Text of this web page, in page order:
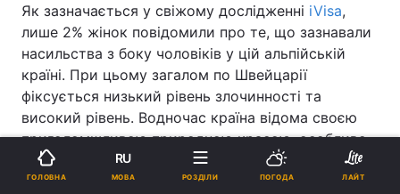
Як зазначається у свіжому дослідженні iVisa,
лише 2% жінок повідомили про те, що зазнавали
насильства з боку чоловіків у цій альпійській
країні. При цьому загалом по Швейцарії
фіксується низький рівень злочинності та
високий рівень. Водночас країна відома своєю
приголомшливою природною красою, особливо
гірськими краєвидами, а також славиться своєю
прекрасною інфраструктурою, доброзичливими
ГОЛОВНА
RU
МОВА РОЗДІЛИ ПОГОДА ЛАЙТ